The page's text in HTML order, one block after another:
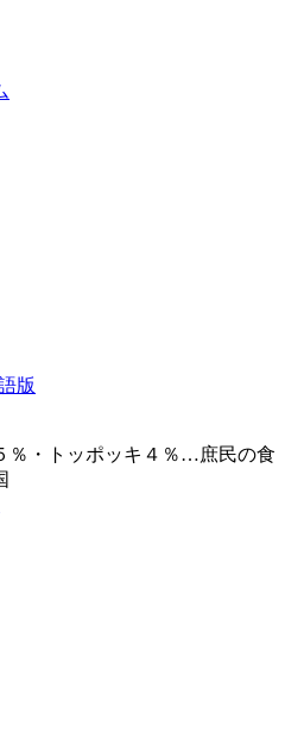
版
％・トッポッキ４％…庶民の食